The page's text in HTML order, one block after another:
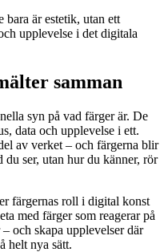
bara är estetik, utan ett
upplevelse i det digitala
samman
syn på vad färger är. De
data och upplevelse i ett.
av verket – och färgerna blir
ser, utan hur du känner, rör
färgernas roll i digital konst
med färger som reagerar på
och skapa upplevelser där
helt nya sätt.